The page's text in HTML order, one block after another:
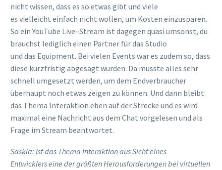
nicht wissen, dass es so etwas gibt und viele
es vielleicht einfach nicht wollen, um Kosten einzusparen.
So ein YouTube Live–Stream ist dagegen quasi umsonst, du
brauchst lediglich einen Partner fürdas Studio
und das Equipment. Bei vielen Events war es zudem so, dass
diese kurzfristig abgesagt wurden. Da musste alles sehr
schnell umgesetzt werden, um dem Endverbraucher
überhaupt noch etwas zeigen zu können. Und dann bleibt
das Thema Interaktion eben auf der Strecke und es wird
maximal eine Nachricht aus dem Chat vorgelesen und als
Frage im Stream beantwortet.
Saskia: Ist das Thema Interaktionaus Sicht eines
Entwicklerseine der größten Herausforderungen bei virtuellen